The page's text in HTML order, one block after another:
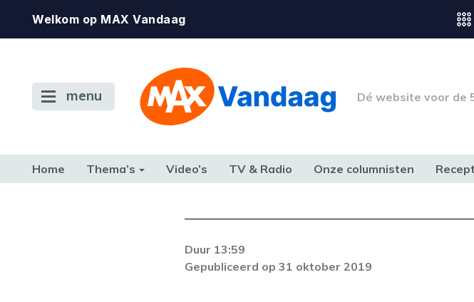
Welkom op MAX Vandaag
menu Dé website voor de
Home Thema’s Video’s TV & Radio Onze columnisten
De gewenste stream is op dit moment niet
beschikbaar. Als het probleem zich blijft
Duur 13:59
Gepubliceerd op 31 oktober 2019